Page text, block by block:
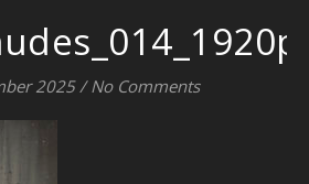
2025 / No Comments